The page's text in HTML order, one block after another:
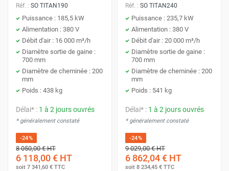
Réf. : SO TITAN190
Puissance : 185,5 kW
Alimentation : 380 V
Débit d'air : 16 000 m³/h
Diamètre sortie de gaine :
700 mm
Diamètre de cheminée : 200
mm
Poids : 438 kg
Délai* : 1 à 2 jours ouvrés
* généralement constaté
-24%
8 050,00 €HT
6 118,00 € HT
soit 7 341,60 € TTC
Réf. : SO TITAN240
Puissance : 235,7 kW
Alimentation : 380 V
Débit d'air : 20 000 m³/h
Diamètre sortie de gaine :
700 mm
Diamètre de cheminée : 200
mm
Poids : 541 kg
Délai* : 1 à 2 jours ouvrés
* généralement constaté
-24%
9 029,00 €HT
6 862,04 € HT
soit 8 234,45 € TTC